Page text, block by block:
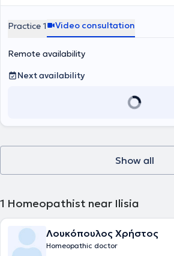
Practice 1 Video consultation
Remote availability
Next availability
Show all
1 Homeopathist near Ilisia
Λουκόπουλος Χρήστος
Homeopathic doctor